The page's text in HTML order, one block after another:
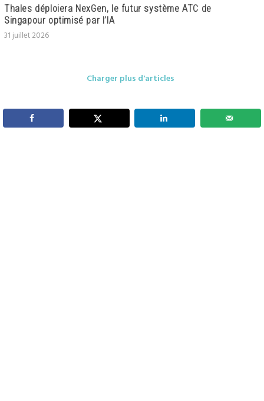
Thales déploiera NexGen, le futur système ATC de
Singapour optimisé par l’IA
31 juillet 2026
Charger plus d'articles